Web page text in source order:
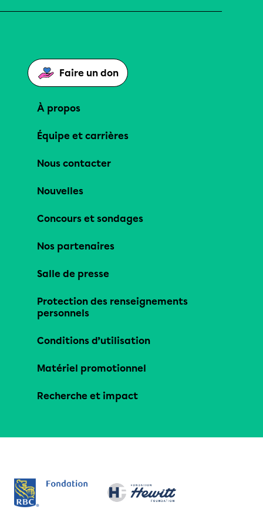
Faire un don
À propos
Équipe et carrières
Nous contacter
Nouvelles
Concours et sondages
Nos partenaires
Salle de presse
Protection des renseignements
personnels
Conditions d’utilisation
Matériel promotionnel
Recherche et impact